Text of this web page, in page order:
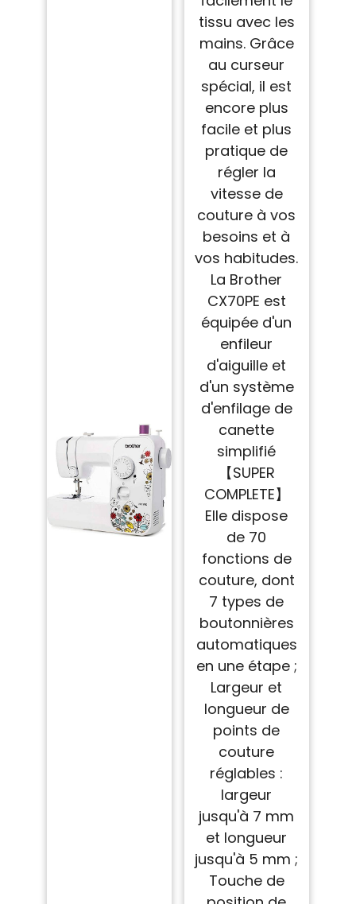
tissu avec les
mains. Grâce
au curseur
spécial, il est
encore plus
facile et plus
pratique de
régler la
vitesse de
couture à vos
besoins et à
vos habitudes.
La Brother
CX70PE est
équipée d'un
enfileur
d'aiguille et
d'un système
d'enfilage de
canette
simplifié
【SUPER
COMPLETE】
Elle dispose
de 70
fonctions de
couture, dont
7 types de
boutonnières
automatiques
en une étape ;
Largeur et
longueur de
points de
couture
réglables :
largeur
jusqu'à 7 mm
et longueur
jusqu'à 5 mm ;
Touche de